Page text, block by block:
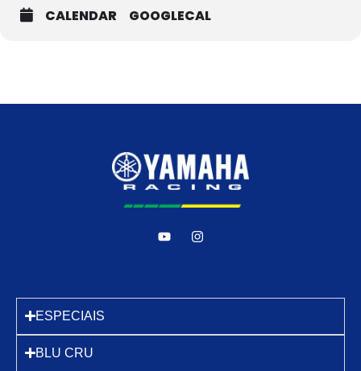
CALENDAR GOOGLECAL
ESPECIAIS
BLU CRU